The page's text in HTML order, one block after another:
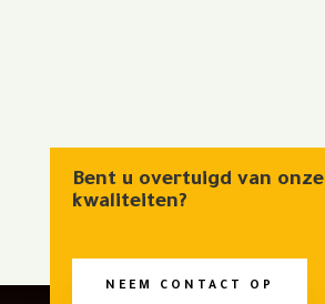
Bent u overtuigd van onze
kwaliteiten?
NEEM CONTACT OP